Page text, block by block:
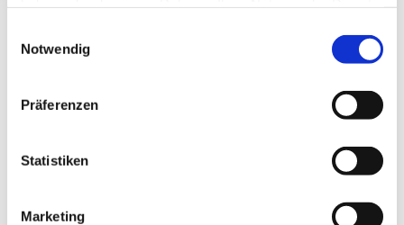
Notwendig
Präferenzen
Statistiken
Marketing